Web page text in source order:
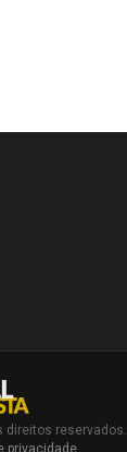
direitos reservados.
privacidade